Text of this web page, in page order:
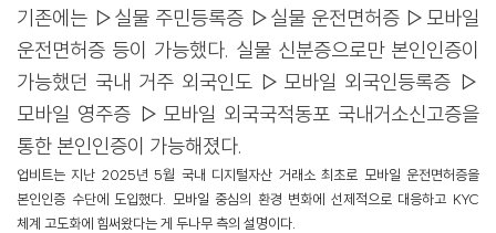
기존에는 ▷실물 주민등록증 ▷실물 운전면허증 ▷모바일
운전면허증 등이 가능했다. 실물 신분증으로만 본인인증이
가능했던 국내 거주 외국인도 ▷모바일 외국인등록증 ▷
모바일 영주증 ▷모바일 외국국적동포 국내거소신고증을
통한 본인인증이 가능해졌다.
업비트는 지난 2025년 5월 국내 디지털자산 거래소 최초로 모바일 운전면허증을
본인인증 수단에 도입했다. 모바일 중심의 환경 변화에 선제적으로 대응하고 KYC
체계 고도화에 힘써왔다는 게 두나무 측의 설명이다.